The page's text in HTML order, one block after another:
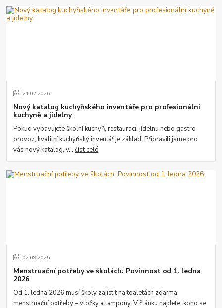
21.02.2026
Nový katalog kuchyňského inventáře pro profesionální
kuchyně a jídelny
Pokud vybavujete školní kuchyň, restauraci, jídelnu nebo gastro
provoz, kvalitní kuchyňský inventář je základ. Připravili jsme pro
vás nový katalog, v...číst celé
02.09.2025
Menstruační potřeby ve školách: Povinnost od 1. ledna
2026
Od 1. ledna 2026 musí školy zajistit na toaletách zdarma
menstruační potřeby – vložky a tampony. V článku najdete, koho se